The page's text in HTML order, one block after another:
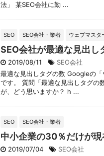
法」 某SEO会社に勤 ...
SEO SEO会社・業者 ウェブマスタ
SEO会社が最適な見出し
2019/08/11
SEO会社
最適な見出しタグの数 Googleの
です。 質問「最適な見出しタグの
が、どう思いますか？ h ...
SEO SEO会社・業者
中小企業の30％だけが
2019/07/04
SEO会社